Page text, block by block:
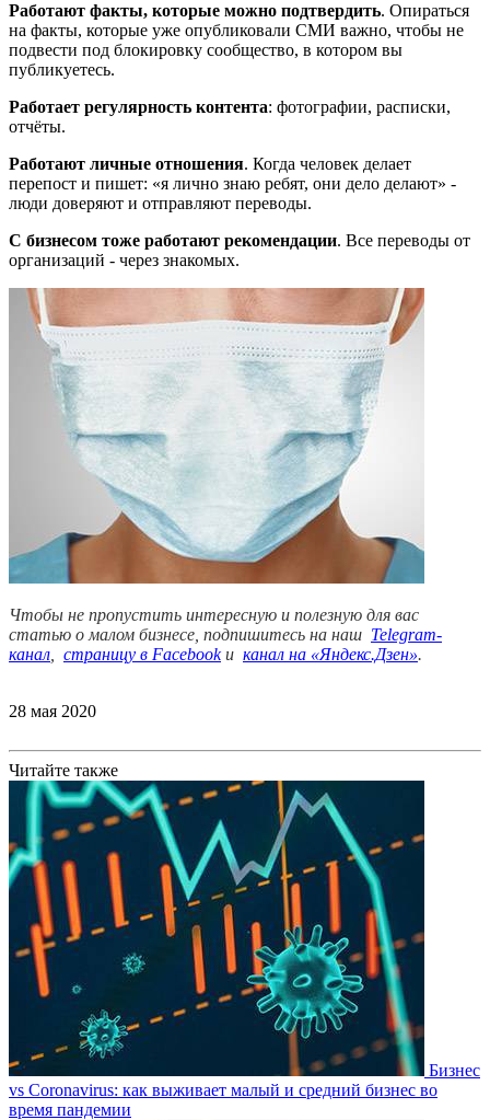
Работают факты, которые можно подтвердить. Опираться
на факты, которые уже опубликовали СМИ важно, чтобы не
подвести под блокировку сообщество, в котором вы
публикуетесь.
Работает регулярность контента: фотографии, расписки,
отчёты.
Работают личные отношения. Когда человек делает
перепост и пишет: «я лично знаю ребят, они дело делают» -
люди доверяют и отправляют переводы.
С бизнесом тоже работают рекомендации. Все переводы от
организаций - через знакомых.
Чтобы не пропустить интересную и полезную для вас
статью о малом бизнесе, подпишитесь на наш Telegram-
канал
страницу в Facebookи канал на «Яндекс.Дзен».
28 мая 2020
Читайте также
Бизнес
vs Coronavirus: как выживает малый и средний бизнес во
время пандемии